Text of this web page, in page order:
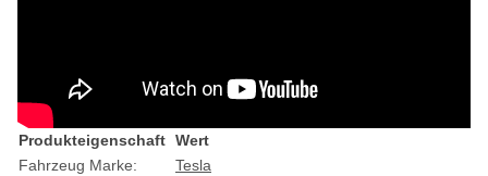
Produkteigenschaft Wert
Fahrzeug Marke:
Tesla